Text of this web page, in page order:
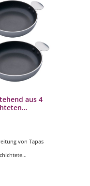
aus 4
von Tapas